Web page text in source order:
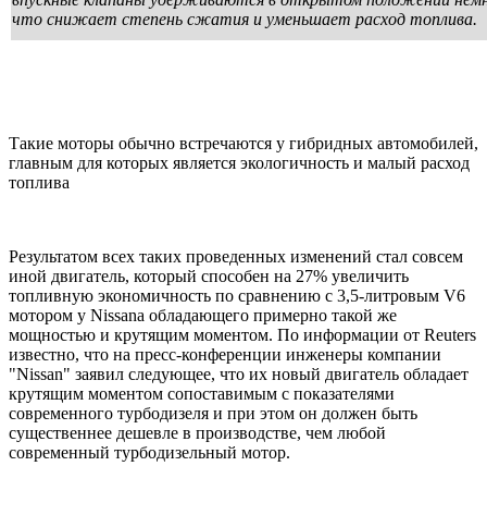
что снижает степень сжатия и уменьшает расход топлива.
Такие моторы обычно встречаются у гибридных автомобилей,
главным для которых является экологичность и малый расход
топлива
Результатом всех таких проведенных изменений стал совсем
иной двигатель, который способен на 27% увеличить
топливную экономичность по сравнению с 3,5-литровым V6
мотором у Nissana обладающего примерно такой же
мощностью и крутящим моментом. По информации от Reuters
известно, что на пресс-конференции инженеры компании
"Nissan" заявил следующее, что их новый двигатель обладает
крутящим моментом сопоставимым с показателями
современного турбодизеля и при этом он должен быть
существеннее дешевле в производстве, чем любой
современный турбодизельный мотор.